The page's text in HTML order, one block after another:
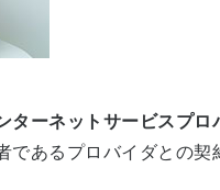
ーネットサービスプ
あるプロバイダとの